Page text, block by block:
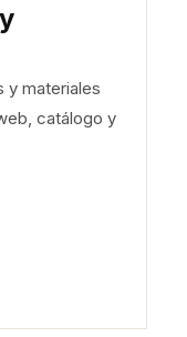
y materiales
catálogo y